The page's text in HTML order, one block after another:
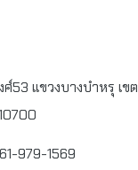
แขวงบางบำหรุ เขต
979-1569